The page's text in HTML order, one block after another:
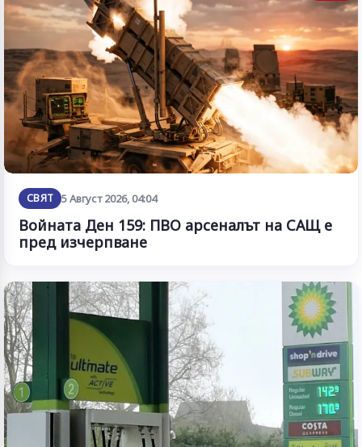
СВЯТ 5 Август 2026, 04:04
Войната Ден 159: ПВО арсеналът на САЩ е
пред изчерпване